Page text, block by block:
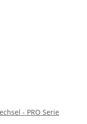
- PRO Serie